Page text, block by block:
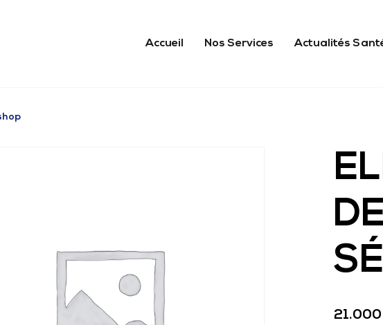
Accueil Nos Services Actualités
21.000